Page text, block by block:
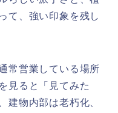
て、強い印象を残し
常営業している場所
見ると「見てみた
建物内部は老朽化、